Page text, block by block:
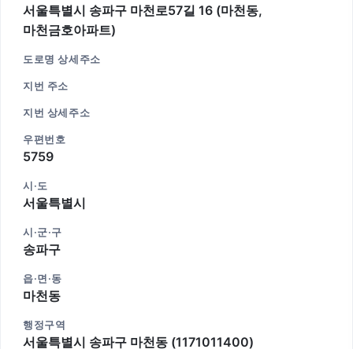
서울특별시 송파구 마천로57길 16 (마천동,
마천금호아파트)
도로명 상세주소
지번 주소
지번 상세주소
우편번호
5759
시·도
서울특별시
시·군·구
송파구
읍·면·동
마천동
행정구역
서울특별시 송파구 마천동 (1171011400)